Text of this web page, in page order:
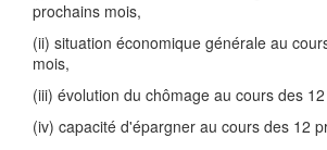
prochains mois,
(ii) situation économique générale au
mois,
(iii) évolution du chômage au cours des
(iv) capacité d'épargner au cours des 12